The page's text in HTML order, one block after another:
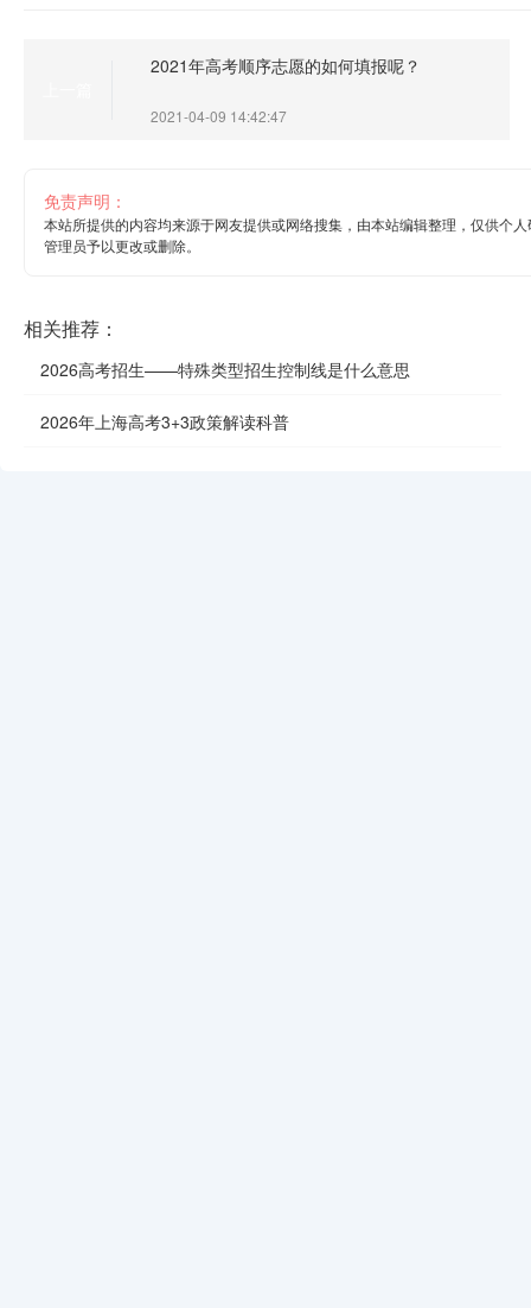
2021年高考顺序志愿的如何填报呢？
2021-04-09 14:42:47
免责声明：
本站所提供的内容均来源于网友提供或网络搜集，由本站编辑整理，仅供个
管理员予以更改或删除。
相关推荐：
2026高考招生——特殊类型招生控制线是什么意思
2026年上海高考3+3政策解读科普